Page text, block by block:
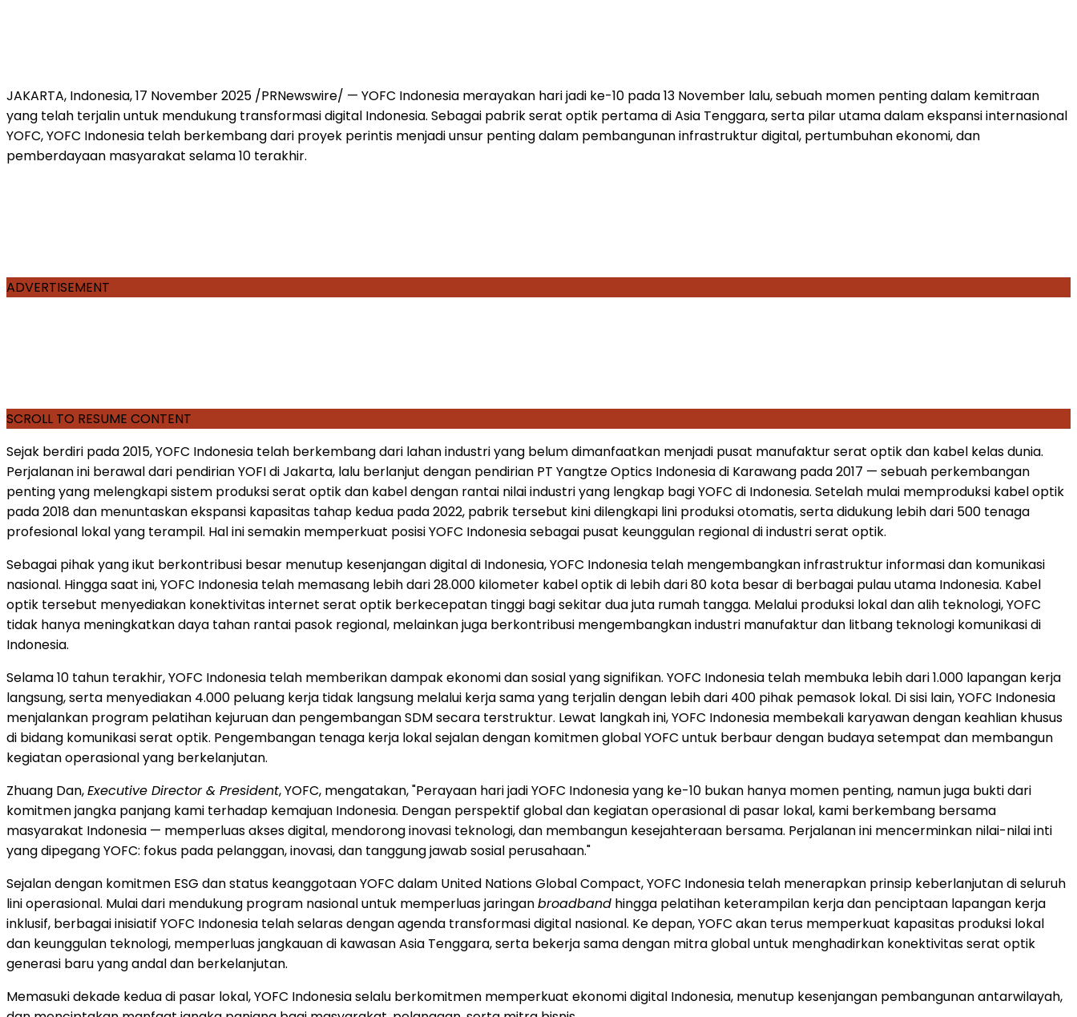
JAKARTA, Indonesia,17 November 2025 /PRNewswire/ — YOFC Indonesia merayakan hari jadi ke-10 pada 13 November lalu, sebuah momen penting dalam kemitraan
yang telah terjalin untuk mendukung transformasi digital Indonesia. Sebagai pabrik serat optik pertama diAsia Tenggara, serta pilar utama dalam ekspansi internasional
YOFC, YOFC Indonesia telah berkembang dari proyek perintis menjadi unsur penting dalam pembangunan infrastruktur digital, pertumbuhan ekonomi, dan
pemberdayaan masyarakat selama 10 terakhir.
ADVERTISEMENT
SCROLL TO RESUME CONTENT
Sejak berdiri pada 2015, YOFC Indonesia telah berkembang dari lahan industri yang belum dimanfaatkan menjadi pusat manufaktur serat optik dan kabel kelas dunia.
Perjalanan ini berawal dari pendirian YOFI diJakarta, lalu berlanjut dengan pendirian PT Yangtze Optics Indonesia di Karawang pada 2017 — sebuah perkembangan
penting yang melengkapi sistem produksi serat optik dan kabel dengan rantai nilai industri yang lengkap bagi YOFC di Indonesia. Setelah mulai memproduksi kabel optik
pada 2018 dan menuntaskan ekspansi kapasitas tahap kedua pada 2022, pabrik tersebut kini dilengkapi lini produksi otomatis, serta didukung lebih dari 500 tenaga
profesional lokal yang terampil. Hal ini semakin memperkuat posisi YOFC Indonesia sebagai pusat keunggulan regional di industri serat optik.
Sebagai pihak yang ikut berkontribusi besar menutup kesenjangan digital di Indonesia, YOFC Indonesia telah mengembangkan infrastruktur informasi dan komunikasi
nasional. Hingga saat ini, YOFC Indonesia telah memasang lebih dari 28.000 kilometer kabel optik di lebih dari 80 kota besar di berbagai pulau utama Indonesia. Kabel
optik tersebut menyediakan konektivitas internet serat optik berkecepatan tinggi bagi sekitar dua juta rumah tangga. Melalui produksi lokal dan alih teknologi, YOFC
tidak hanya meningkatkan daya tahan rantai pasok regional, melainkan juga berkontribusi mengembangkan industri manufaktur dan litbang teknologi komunikasi di
Indonesia.
Selama 10 tahun terakhir, YOFC Indonesia telah memberikan dampak ekonomi dan sosial yang signifikan. YOFC Indonesia telah membuka lebih dari 1.000 lapangan kerja
langsung, serta menyediakan 4.000 peluang kerja tidak langsung melalui kerja sama yang terjalin dengan lebih dari 400 pihak pemasok lokal. Di sisi lain, YOFC Indonesia
menjalankan program pelatihan kejuruan dan pengembangan SDM secara terstruktur. Lewat langkah ini, YOFC Indonesia membekali karyawan dengan keahlian khusus
di bidang komunikasi serat optik. Pengembangan tenaga kerja lokal sejalan dengan komitmen global YOFC untuk berbaur dengan budaya setempat dan membangun
kegiatan operasional yang berkelanjutan.
Zhuang Dan,Executive Director & President, YOFC, mengatakan, "Perayaan hari jadi YOFC Indonesia yang ke-10 bukan hanya momen penting, namun juga bukti dari
komitmen jangka panjang kami terhadap kemajuan Indonesia. Dengan perspektif global dan kegiatan operasional di pasar lokal, kami berkembang bersama
masyarakat Indonesia — memperluas akses digital, mendorong inovasi teknologi, dan membangun kesejahteraan bersama. Perjalanan ini mencerminkan nilai-nilai inti
yang dipegang YOFC: fokus pada pelanggan, inovasi, dan tanggung jawab sosial perusahaan."
Sejalan dengan komitmen ESG dan status keanggotaan YOFC dalam United Nations Global Compact, YOFC Indonesia telah menerapkan prinsip keberlanjutan di seluruh
lini operasional. Mulai dari mendukung program nasional untuk memperluas jaringanbroadband hingga pelatihan keterampilan kerja dan penciptaan lapangan kerja
inklusif, berbagai inisiatif YOFC Indonesia telah selaras dengan agenda transformasi digital nasional. Ke depan, YOFC akan terus memperkuat kapasitas produksi lokal
dan keunggulan teknologi, memperluas jangkauan di kawasanAsia Tenggara, serta bekerja sama dengan mitra global untuk menghadirkan konektivitas serat optik
generasi baru yang andal dan berkelanjutan.
Memasuki dekade kedua di pasar lokal, YOFC Indonesia selalu berkomitmen memperkuat ekonomi digital Indonesia, menutup kesenjangan pembangunan antarwilayah,